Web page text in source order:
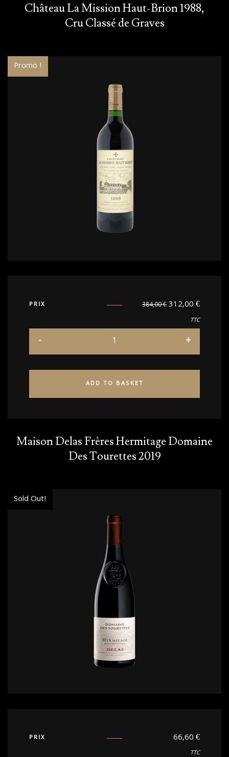
Château La Mission Haut-Brion 1988,
Cru Classé de Graves
Promo !
PRIX 384,00€312,00€
TTC
ADD TO BASKET
Maison Delas Frères Hermitage Domaine
Des Tourettes 2019
Sold Out!
PRIX 66,60€
TTC